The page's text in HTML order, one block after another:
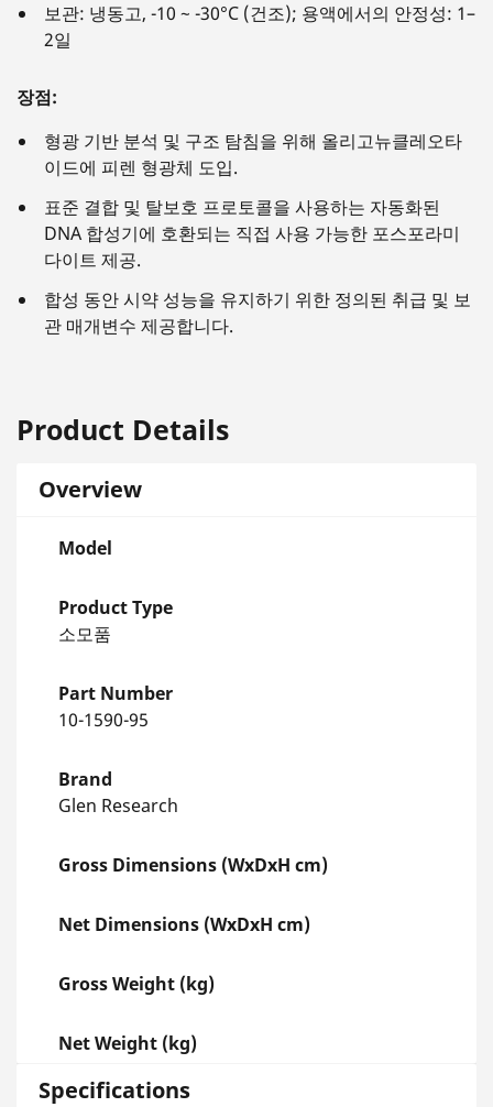
보관: 냉동고, -10 ~ -30°C (건조); 용액에서의 안정성: 1–
2일
장점:
형광 기반 분석 및 구조 탐침을 위해 올리고뉴클레오타
이드에 피렌 형광체 도입.
표준 결합 및 탈보호 프로토콜을 사용하는 자동화된
DNA 합성기에 호환되는 직접 사용 가능한 포스포라미
다이트 제공.
합성 동안 시약 성능을 유지하기 위한 정의된 취급 및 보
관 매개변수 제공합니다.
Product Details
Overview
Model
Product Type
소모품
Part Number
10-1590-95
Brand
Glen Research
Gross Dimensions (WxDxH cm)
Net Dimensions (WxDxH cm)
Gross Weight (kg)
Net Weight (kg)
Specifications